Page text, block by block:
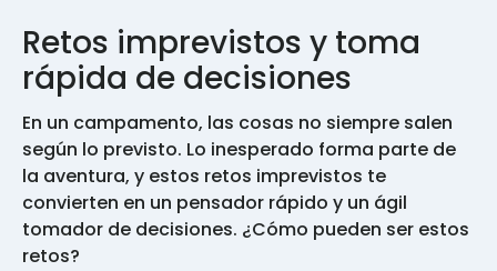
Retos imprevistos y toma
rápida de decisiones
En un campamento, las cosas no siempre salen
según lo previsto. Lo inesperado forma parte de
la aventura, y estos retos imprevistos te
convierten en un pensador rápido y un ágil
tomador de decisiones. ¿Cómo pueden ser estos
retos?